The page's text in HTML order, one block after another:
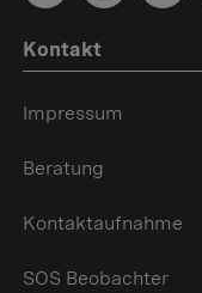
Kontakt
Impressum
Beratung
Kontaktaufnahme
SOS Beobachter